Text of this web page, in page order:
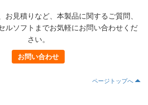
お見積りなど、本製品に関するご質問、
ルソフトまでお気軽にお問い合わせくだ
さい。
お問い合わせ
ページトップへ